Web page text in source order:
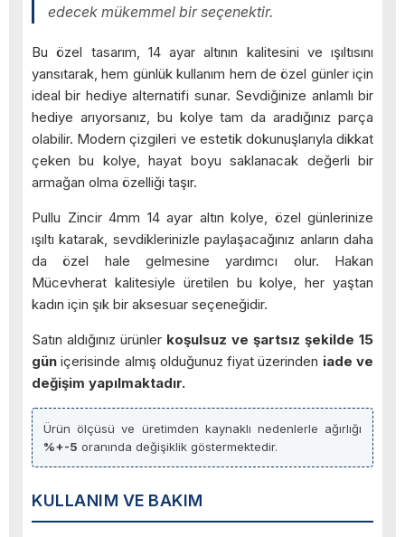
edecek mükemmel bir seçenektir.
Bu özel tasarım, 14 ayar altının kalitesini ve ışıltısını
yansıtarak, hem günlük kullanım hem de özel günler için
ideal bir hediye alternatifi sunar. Sevdiğinize anlamlı bir
hediye arıyorsanız, bu kolye tam da aradığınız parça
olabilir. Modern çizgileri ve estetik dokunuşlarıyla dikkat
çeken bu kolye, hayat boyu saklanacak değerli bir
armağan olma özelliği taşır.
Pullu Zincir 4mm 14 ayar altın kolye, özel günlerinize
ışıltı katarak, sevdiklerinizle paylaşacağınız anların daha
da özel hale gelmesine yardımcı olur. Hakan
Mücevherat kalitesiyle üretilen bu kolye, her yaştan
kadın için şık bir aksesuar seçeneğidir.
Satın aldığınız ürünler koşulsuz ve şartsız şekilde 15
gün içerisinde almış olduğunuz fiyat üzerinden iade ve
değişim yapılmaktadır.
Ürün ölçüsü ve üretimden kaynaklı nedenlerle ağırlığı
%+-5 oranında değişiklik göstermektedir.
KULLANIM VE BAKIM